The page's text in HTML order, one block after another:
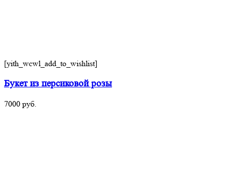
[yith_wcwl_add_to_wishlist]
Букет из персиковой розы
7000 руб.